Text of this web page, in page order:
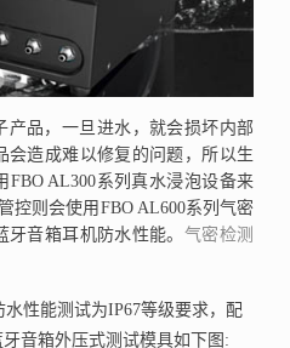
产品，一旦进水，就会损坏内部
会造成难以修复的问题，所以生
FBO AL300系列真水浸泡设备来
控则会使用FBO AL600系列气密
音箱耳机防水性能。 气密检测
性能测试为IP67等级要求，配
音箱外压式测试模具如下图: